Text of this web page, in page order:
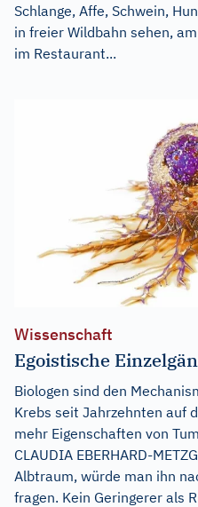
Schlange, Affe, Schwein,
in freier Wildbahn sehen,
im Restaurant...
Wissenschaft
Egoistische
Biologen sind den
Krebs seit Jahrzehnten auf
mehr Eigenschaften von
CLAUDIA EBERHARD-
Albtraum, würde man ihn
fragen. Kein Geringerer als